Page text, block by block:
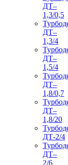
ДТ–
1,3/0,5
ДТ–
1,3/4
ДТ–
1,5/4
ДТ–
1,8/0,7
ДТ–
1,8/20
ДТ-2/4
ДТ–
2/6